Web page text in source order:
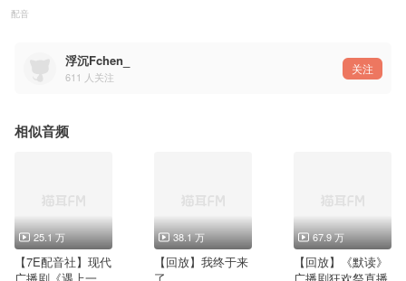
配音
浮沉Fchen_
611 人关注
关注
相似音频
25.1 万
【7E配音社】现代
38.1 万
【回放】我终于来
67.9 万
【回放】《默读》